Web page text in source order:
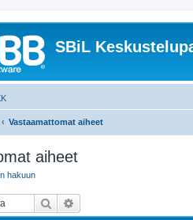
SBiL
Vastaamattomat aiheet
aiheet
hakuun
Etsi